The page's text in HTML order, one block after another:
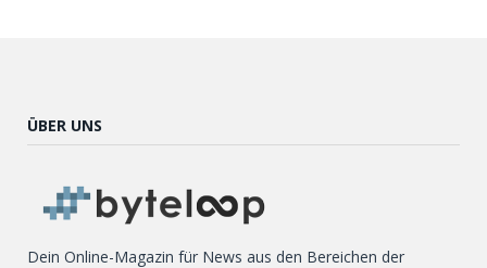
ÜBER UNS
Dein Online-Magazin für News aus den Bereichen der